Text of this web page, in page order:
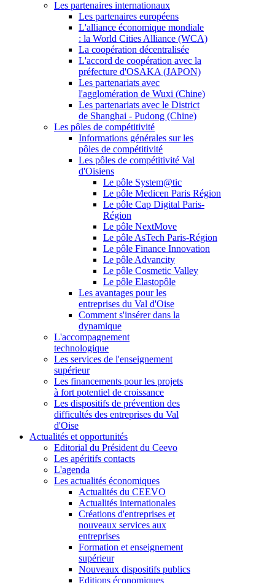
Les partenaires internationaux
Les partenaires européens
L'alliance économique mondiale
: la World Cities Alliance (WCA)
La coopération décentralisée
L'accord de coopération avec la
préfecture d'OSAKA (JAPON)
Les partenariats avec
l'agglomération de Wuxi (Chine)
Les partenariats avec le District
de Shanghai - Pudong (Chine)
Les pôles de compétitivité
Informations générales sur les
pôles de compétitivité
Les pôles de compétitivité Val
d'Oisiens
Le pôle System@tic
Le pôle Medicen Paris Région
Le pôle Cap Digital Paris-
Région
Le pôle NextMove
Le pôle AsTech Paris-Région
Le pôle Finance Innovation
Le pôle Advancity
Le pôle Cosmetic Valley
Le pôle Elastopôle
Les avantages pour les
entreprises du Val d'Oise
Comment s'insérer dans la
dynamique
L'accompagnement
technologique
Les services de l'enseignement
supérieur
Les financements pour les projets
à fort potentiel de croissance
Les dispositifs de prévention des
difficultés des entreprises du Val
d'Oise
Actualités et opportunités
Editorial du Président du Ceevo
Les apéritifs contacts
L'agenda
Les actualités économiques
Actualités du CEEVO
Actualités internationales
Créations d'entreprises et
nouveaux services aux
entreprises
Formation et enseignement
supérieur
Nouveaux dispositifs publics
Editions économiques